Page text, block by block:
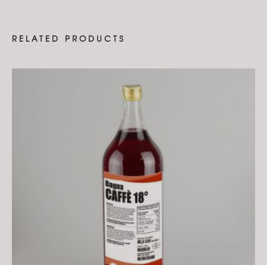
RELATED PRODUCTS